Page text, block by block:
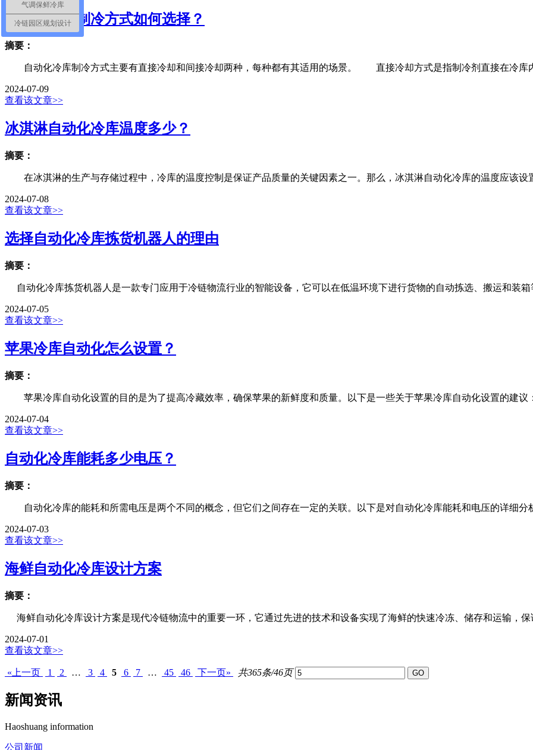
自动化冷库制冷方式如何选择？
摘要：
自动化冷库制冷方式主要有直接冷却和间接冷却两种，每种都有其适用的场景。 直接冷却方式是指制冷剂直接在冷库
2024-07-09
查看该文章>>
冰淇淋自动化冷库温度多少？
摘要：
在冰淇淋的生产与存储过程中，冷库的温度控制是保证产品质量的关键因素之一。那么，冰淇淋自动化冷库的温度应该设
2024-07-08
查看该文章>>
选择自动化冷库拣货机器人的理由
摘要：
自动化冷库拣货机器人是一款专门应用于冷链物流行业的智能设备，它可以在低温环境下进行货物的自动拣选、搬运和装箱
2024-07-05
查看该文章>>
苹果冷库自动化怎么设置？
摘要：
苹果冷库自动化设置的目的是为了提高冷藏效率，确保苹果的新鲜度和质量。以下是一些关于苹果冷库自动化设置的
2024-07-04
查看该文章>>
自动化冷库能耗多少电压？
摘要：
自动化冷库的能耗和所需电压是两个不同的概念，但它们之间存在一定的关联。以下是对自动化冷库能耗和电压的详细
2024-07-03
查看该文章>>
海鲜自动化冷库设计方案
摘要：
海鲜自动化冷库设计方案是现代冷链物流中的重要一环，它通过先进的技术和设备实现了海鲜的快速冷冻、储存和运输，保
2024-07-01
查看该文章>>
«上一页 1 2 … 3 4 5 6 7 … 45 46 下一页» 共365条/46页
新闻资讯
Haoshuang information
公司新闻
气调保鲜冷库
冷链园区规划设计